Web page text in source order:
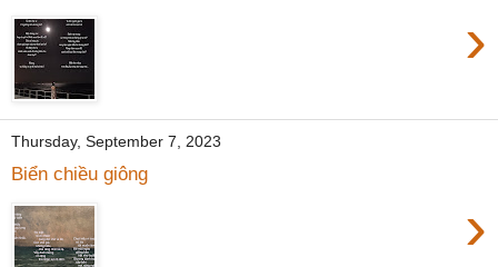
›
Thursday, September 7, 2023
Biển chiều giông
›